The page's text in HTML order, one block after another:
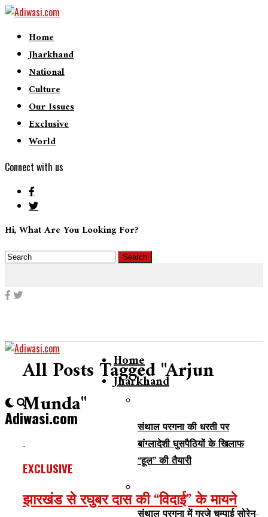
Home
Jharkhand
National
Culture
Our Issues
Exclusive
World
Connect with us
Hi, What Are You Looking For?
Adiwasi.com
Home
Jharkhand
संथाल परगना की धरती पर
बांग्लादेशी घुसपैठियों के खिलाफ
“हूल” की तैयारी
All Posts Tagged "Arjun
Munda"
EXCLUSIVE
झारखंड से रघुबर दास की “विदाई” के मायने